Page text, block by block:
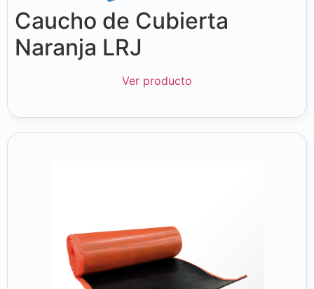
Caucho de Cubierta
Naranja LRJ
Ver producto